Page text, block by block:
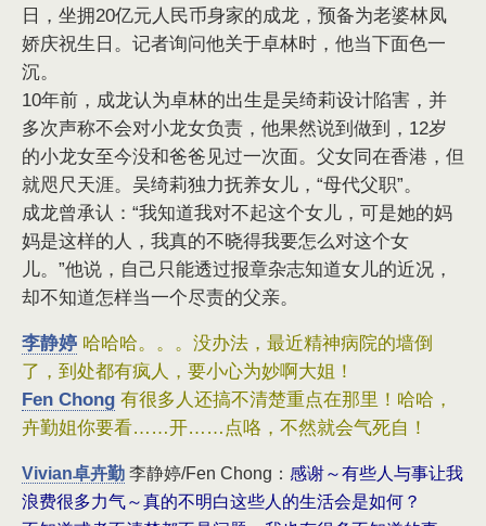
日，坐拥20亿元人民币身家的成龙，预备为老婆林凤
娇庆祝生日。记者询问他关于卓林时，他当下面色一
沉。
10年前，成龙认为卓林的出生是吴绮莉设计陷害，并
多次声称不会对小龙女负责，他果然说到做到，12岁
的小龙女至今没和爸爸见过一次面。父女同在香港，但
就咫尺天涯。吴绮莉独力抚养女儿，“母代父职”。
成龙曾承认：“我知道我对不起这个女儿，可是她的妈
妈是这样的人，我真的不晓得我要怎么对这个女
儿。”他说，自己只能透过报章杂志知道女儿的近况，
却不知道怎样当一个尽责的父亲。
李静婷 哈哈哈。。。没办法，最近精神病院的墙倒
了，到处都有疯人，要小心为妙啊大姐！
Fen Chong 有很多人还搞不清楚重点在那里！哈哈，
卉勤姐你要看……开……点咯，不然就会气死自！
Vivian卓卉勤 李静婷/Fen Chong： 感谢～有些人与事让我
浪费很多力气～真的不明白这些人的生活会是如何？